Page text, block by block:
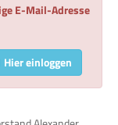
E-Mail-Adresse
Hier einloggen